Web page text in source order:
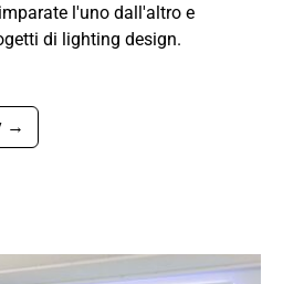
l'uno dall'altro e
di lighting design.
→